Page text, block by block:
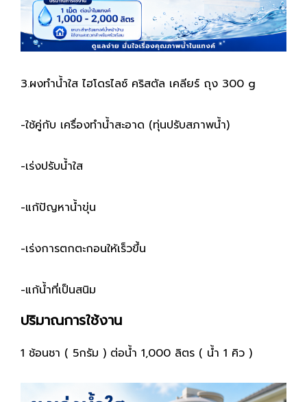
3.ผงทำน้ำใส ไฮโดรไลซ์ คริสตัล เคลียร์ ถุง 300 g
-ใช้คู่กับ เครื่องทำน้ำสะอาด (ทุ่นปรับสภาพน้ำ)
-เร่งปรับน้ำใส
-แก้ปัญหาน้ำขุ่น
-เร่งการตกตะกอนให้เร็วขึ้น
-แก้น้ำที่เป็นสนิม
ปริมาณการใช้งาน
1 ช้อนชา ( 5กรัม ) ต่อน้ำ 1,000 ลิตร ( น้ำ 1 คิว )